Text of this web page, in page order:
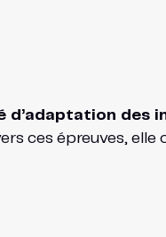
des
ces épreuves,